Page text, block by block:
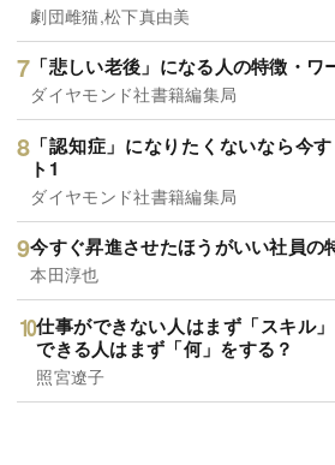
劇団雌猫,松下真由美
「悲しい老後」になる人の特徴・ワ
ダイヤモンド社書籍編集局
「認知症」になりたくないなら今
ト1
ダイヤモンド社書籍編集局
今すぐ昇進させたほうがいい社員の
本田淳也
仕事ができない人はまず「スキル
できる人はまず「何」をする？
照宮遼子